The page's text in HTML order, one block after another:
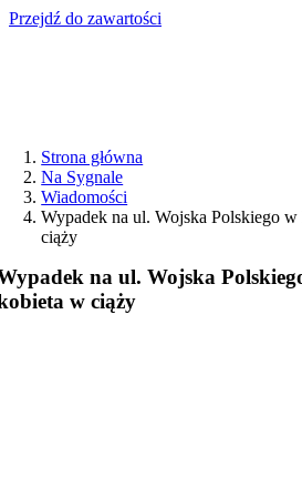
Przejdź do zawartości
Strona główna
Na Sygnale
Wiadomości
Wypadek na ul. Wojska Polskiego
ciąży
na ul. Wojska
w ciąży